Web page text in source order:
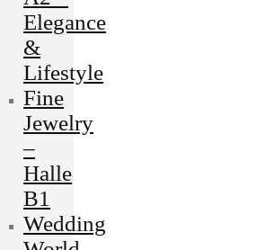
Elegance
&
Lifestyle
Fine
Jewelry
–
Halle
B1
Wedding